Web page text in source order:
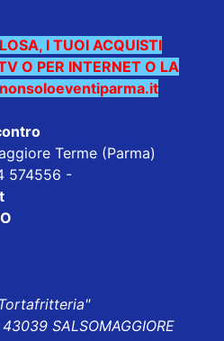
I TUOI ACQUISTI
O PER INTERNET O LA
nonsoloeventiparma.it
Terme (Parma)
574556 -
SALSOMAGGIORE